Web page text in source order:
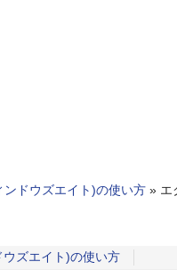
ンドウズエイト)の使い方 » エ
ズエイト)の使い方